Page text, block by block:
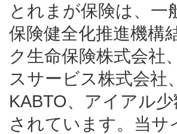
とれまが保険は、一
保険健全化推進機構
ク生命保険株式会社
スサービス株式会社
KABTO、アイアル
されています。当サ